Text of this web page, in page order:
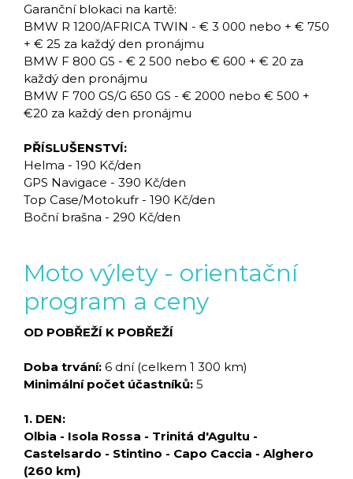
Garanční blokaci na kartě:
BMW R 1200/AFRICA TWIN - € 3 000 nebo + € 750
+ € 25 za každý den pronájmu
BMW F 800 GS - € 2 500 nebo € 600 + € 20 za
každý den pronájmu
BMW F 700 GS/G 650 GS - € 2000 nebo € 500 +
€20 za každý den pronájmu
PŘÍSLUŠENSTVÍ:
Helma - 190 Kč/den
GPS Navigace - 390 Kč/den
Top Case/Motokufr - 190 Kč/den
Boční brašna - 290 Kč/den
Moto výlety - orientační
program a ceny
OD POBŘEŽÍ K POBŘEŽÍ
Doba trvání: 6 dní (celkem 1 300 km)
Minimální počet účastníků: 5
1. DEN:
Olbia - Isola Rossa - Trinitá d'Agultu -
Castelsardo - Stintino - Capo Caccia - Alghero
(260 km)